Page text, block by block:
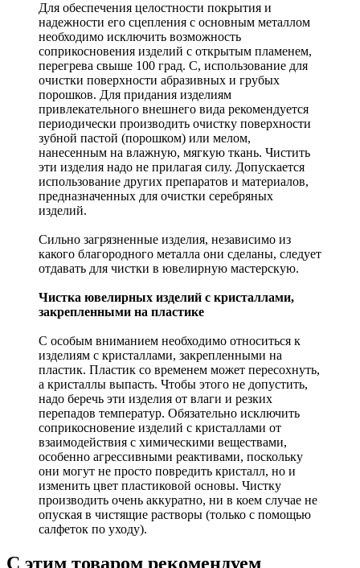
Для обеспечения целостности покрытия и
надежности его сцепления с основным металлом
необходимо исключить возможность
соприкосновения изделий с открытым пламенем,
перегрева свыше 100 град. С, использование для
очистки поверхности абразивных и грубых
порошков. Для придания изделиям
привлекательного внешнего вида рекомендуется
периодически производить очистку поверхности
зубной пастой (порошком) или мелом,
нанесенным на влажную, мягкую ткань. Чистить
эти изделия надо не прилагая силу. Допускается
использование других препаратов и материалов,
предназначенных для очистки серебряных
изделий.
Сильно загрязненные изделия, независимо из
какого благородного металла они сделаны, следует
отдавать для чистки в ювелирную мастерскую.
Чистка ювелирных изделий с кристаллами,
закрепленными на пластике
С особым вниманием необходимо относиться к
изделиям с кристаллами, закрепленными на
пластик. Пластик со временем может пересохнуть,
а кристаллы выпасть. Чтобы этого не допустить,
надо беречь эти изделия от влаги и резких
перепадов температур. Обязательно исключить
соприкосновение изделий с кристаллами от
взаимодействия с химическими веществами,
особенно агрессивными реактивами, поскольку
они могут не просто повредить кристалл, но и
изменить цвет пластиковой основы. Чистку
производить очень аккуратно, ни в коем случае не
опуская в чистящие растворы (только с помощью
салфеток по уходу).
С этим товаром рекомендуем